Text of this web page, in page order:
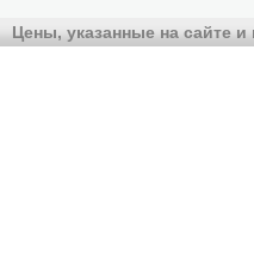
Цены, указанные на сайте